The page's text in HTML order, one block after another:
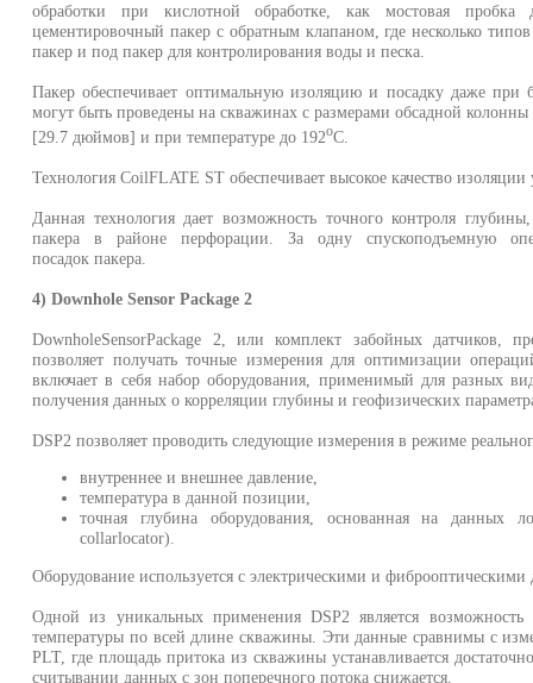
обработки при кислотной обработке, как мостовая
цементировочный пакер с обратным клапаном, где несколько
пакер и под пакер для контролирования воды и песка.
Пакер обеспечивает оптимальную изоляцию и посадку даже при
могут быть проведены на скважинах с размерами обсадной
[29.7 дюймов] и при температуре до 192оС.
Технология CoilFLATE ST обеспечивает высокое качество изоляции
Данная технология дает возможность точного контроля
пакера в районе перфорации. За одну спускоподъемную
посадок пакера.
4) Downhole Sensor Package 2
DownholeSensorPackage 2, или комплект забойных датчиков,
позволяет получать точные измерения для оптимизации
включает в себя набор оборудования, применимый для разных
получения данных о корреляции глубины и геофизических
DSP2 позволяет проводить следующие измерения в режиме
внутреннее и внешнее давление,
температура в данной позиции,
точная глубина оборудования, основанная на данных
collarlocator).
Оборудование используется с электрическими и фиброоптическими
Одной из уникальных применения DSP2 является возможность
температуры по всей длине скважины. Эти данные сравнимы с
PLT, где площадь притока из скважины устанавливается
считывании данных с зон поперечного потока снижается.